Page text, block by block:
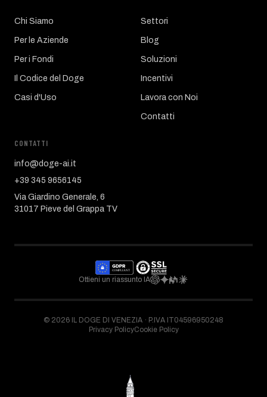
Chi Siamo
Per le Aziende
Per i Fondi
Il Codice del Doge
Casi d'Uso
Settori
Blog
Soluzioni
Incentivi
Lavora con Noi
Contatti
CONTATTI
info@doge-ai.it
+39 345 9656145
Via Giardino Generale, 6
31017 Pieve del Grappa TV
Ottieni un riassunto IA
© 2026 IL DOGE DI VENEZIA · P.IVA IT04596950248
Privacy PolicyCookie Policy